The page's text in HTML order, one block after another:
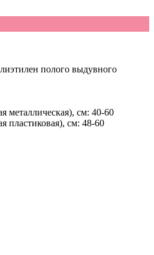
полого выдувного
металлическая), см: 40-60
пластиковая), см: 48-60